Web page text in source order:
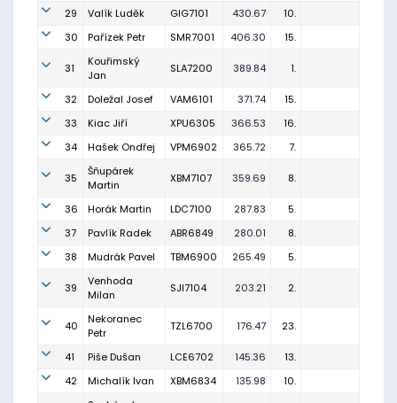
29 Valík Luděk GIG7101 430.67
10.
30
Pařízek Petr SMR7001 406.30 15.
31
Kouřimský
Jan
SLA7200 389.84 1.
32 Doležal Josef VAM6101 371.74
15.
33
Kiac Jiří XPU6305 366.53
16.
34
Hašek Ondřej VPM6902 365.72 7.
35
Šňupárek
Martin
XBM7107 359.69 8.
36 Horák Martin LDC7100 287.83
5.
37
Pavlík Radek ABR6849 280.01
8.
38
Mudrák Pavel TBM6900 265.49 5.
39
Venhoda
Milan
SJI7104 203.21 2.
40
Nekoranec
Petr
TZL6700 176.47 23.
41 Piše Dušan LCE6702 145.36
13.
42
Michalík Ivan XBM6834 135.98
10.